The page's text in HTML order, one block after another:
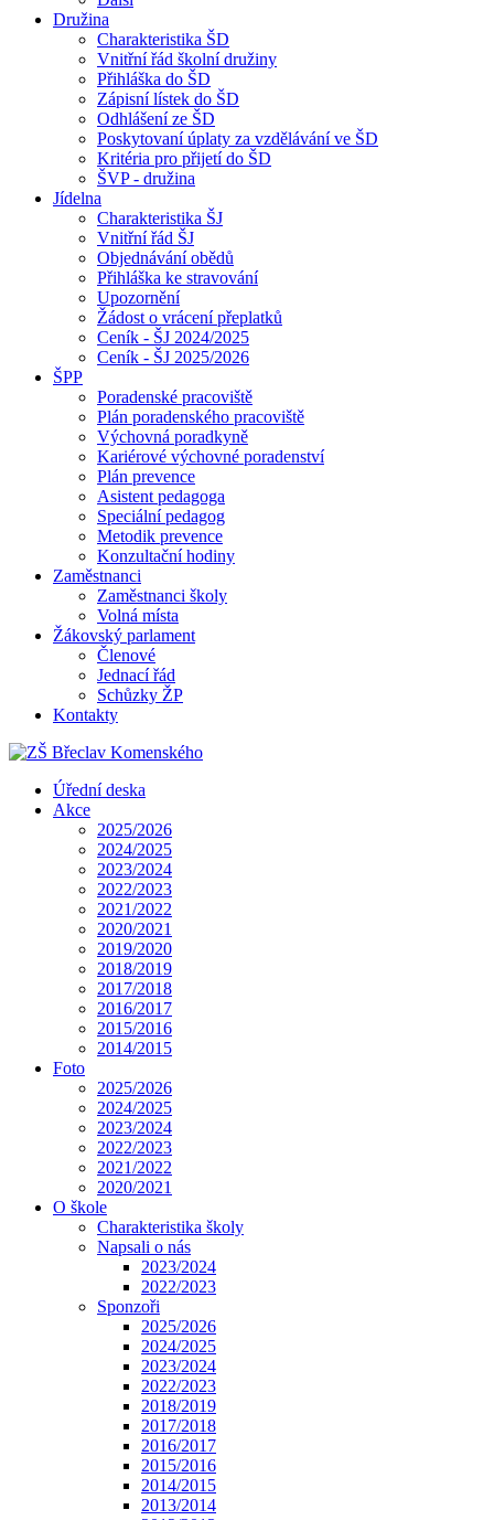
Družina
Charakteristika ŠD
Vnitřní řád školní družiny
Přihláška do ŠD
Zápisní lístek do ŠD
Odhlášení ze ŠD
Poskytovaní úplaty za vzdělávání ve ŠD
Kritéria pro přijetí do ŠD
ŠVP - družina
Jídelna
Charakteristika ŠJ
Vnitřní řád ŠJ
Objednávání obědů
Přihláška ke stravování
Upozornění
Žádost o vrácení přeplatků
Ceník - ŠJ 2024/2025
Ceník - ŠJ 2025/2026
ŠPP
Poradenské pracoviště
Plán poradenského pracoviště
Výchovná poradkyně
Kariérové výchovné poradenství
Plán prevence
Asistent pedagoga
Speciální pedagog
Metodik prevence
Konzultační hodiny
Zaměstnanci
Zaměstnanci školy
Volná místa
Žákovský parlament
Členové
Jednací řád
Schůzky ŽP
Kontakty
Úřední deska
Akce
2025/2026
2024/2025
2023/2024
2022/2023
2021/2022
2020/2021
2019/2020
2018/2019
2017/2018
2016/2017
2015/2016
2014/2015
Foto
2025/2026
2024/2025
2023/2024
2022/2023
2021/2022
2020/2021
O škole
Charakteristika školy
Napsali o nás
2023/2024
2022/2023
Sponzoři
2025/2026
2024/2025
2023/2024
2022/2023
2018/2019
2017/2018
2016/2017
2015/2016
2014/2015
2013/2014